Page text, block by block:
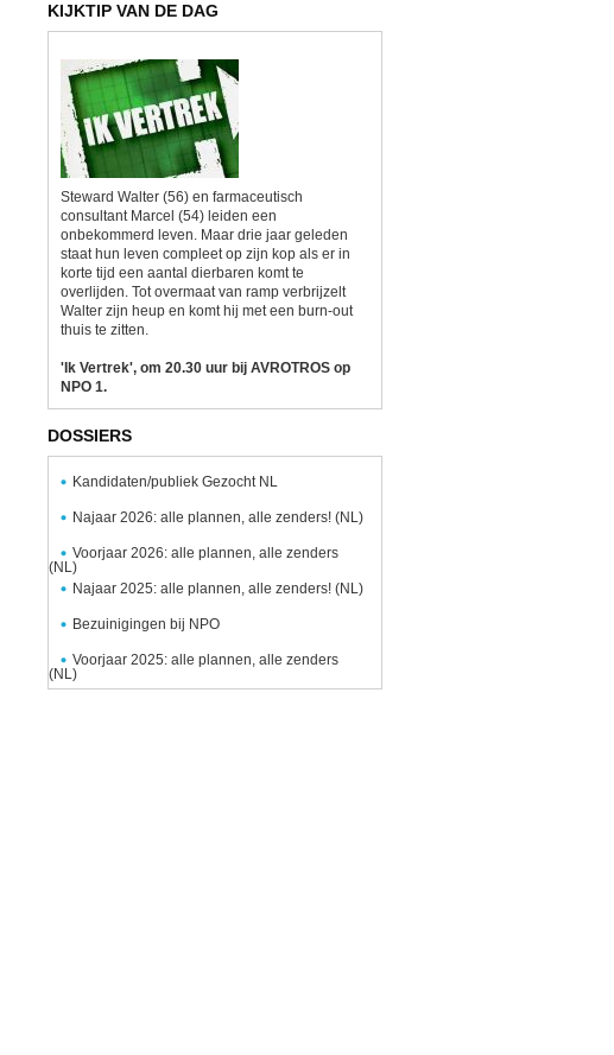
KIJKTIP VAN DE DAG
Steward Walter (56) en farmaceutisch
consultant Marcel (54) leiden een
onbekommerd leven. Maar drie jaar geleden
staat hun leven compleet op zijn kop als er in
korte tijd een aantal dierbaren komt te
overlijden. Tot overmaat van ramp verbrijzelt
Walter zijn heup en komt hij met een burn-out
thuis te zitten.
'Ik Vertrek', om 20.30 uur bij AVROTROS op
NPO 1.
DOSSIERS
Kandidaten/publiek Gezocht NL
Najaar 2026: alle plannen, alle zenders! (NL)
Voorjaar 2026: alle plannen, alle zenders
(NL)
Najaar 2025: alle plannen, alle zenders! (NL)
Bezuinigingen bij NPO
Voorjaar 2025: alle plannen, alle zenders
(NL)